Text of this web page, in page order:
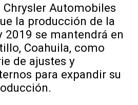
Chrysler Automobiles
la producción de la
2019 se mantendrá en
Coahuila, como
de ajustes y
para expandir su